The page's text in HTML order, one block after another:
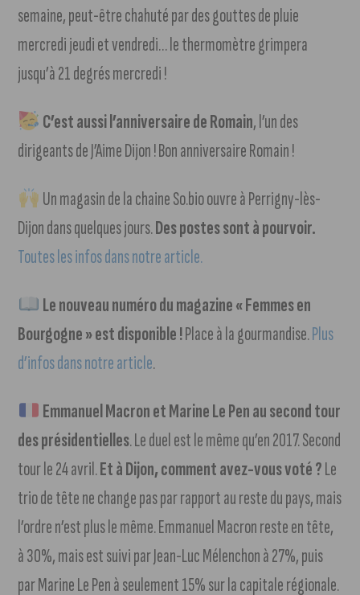
semaine, peut-être chahuté par des gouttes de pluie
mercredi jeudi et vendredi… le thermomètre grimpera
jusqu’à 21 degrés mercredi !
C’est aussi l’anniversaire de Romain, l’un des
dirigeants de J’Aime Dijon ! Bon anniversaire Romain !
Un magasin de la chaine So.bio ouvre à Perrigny-lès-
Dijon dans quelques jours.Des postes sont à pourvoir.
Toutes les infos dans notre article.
Le nouveau numéro du magazine « Femmes en
Bourgogne » est disponible !Place à la gourmandise.Plus
d’infos dans notre article.
Emmanuel Macron et Marine Le Pen au second tour
des présidentielles. Le duel est le même qu’en 2017. Second
tour le 24 avril.Et à Dijon, comment avez-vous voté ?Le
trio de tête ne change pas par rapport au reste du pays, mais
l’ordre n’est plus le même. Emmanuel Macron reste en tête,
à 30%, mais est suivi par Jean-Luc Mélenchon à 27%, puis
par Marine Le Pen à seulement 15% sur la capitale régionale.